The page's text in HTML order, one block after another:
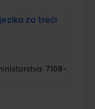
za treći
7108-